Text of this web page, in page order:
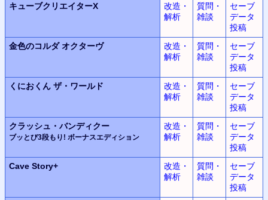
キューブクリエイターX
改造・
解析
質問・
雑談
セーブ
データ
投稿
金色のコルダオクターヴ
改造・
解析
質問・
雑談
セーブ
データ
投稿
くにおくん ザ・ワールド
改造・
解析
質問・
雑談
セーブ
データ
投稿
クラッシュ・バンディクー
ブッとび3段もり! ボーナスエディション
改造・
解析
質問・
雑談
セーブ
データ
投稿
Cave Story+
改造・
解析
質問・
雑談
セーブ
データ
投稿